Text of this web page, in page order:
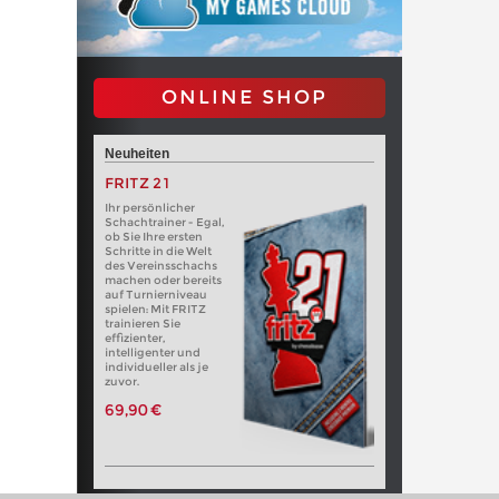
ONLINE SHOP
Neuheiten
FRITZ 21
Ihr persönlicher
Schachtrainer - Egal,
ob Sie Ihre ersten
Schritte in die Welt
des Vereinsschachs
machen oder bereits
auf Turnierniveau
spielen: Mit FRITZ
trainieren Sie
effizienter,
intelligenter und
individueller als je
zuvor.
69,90 €